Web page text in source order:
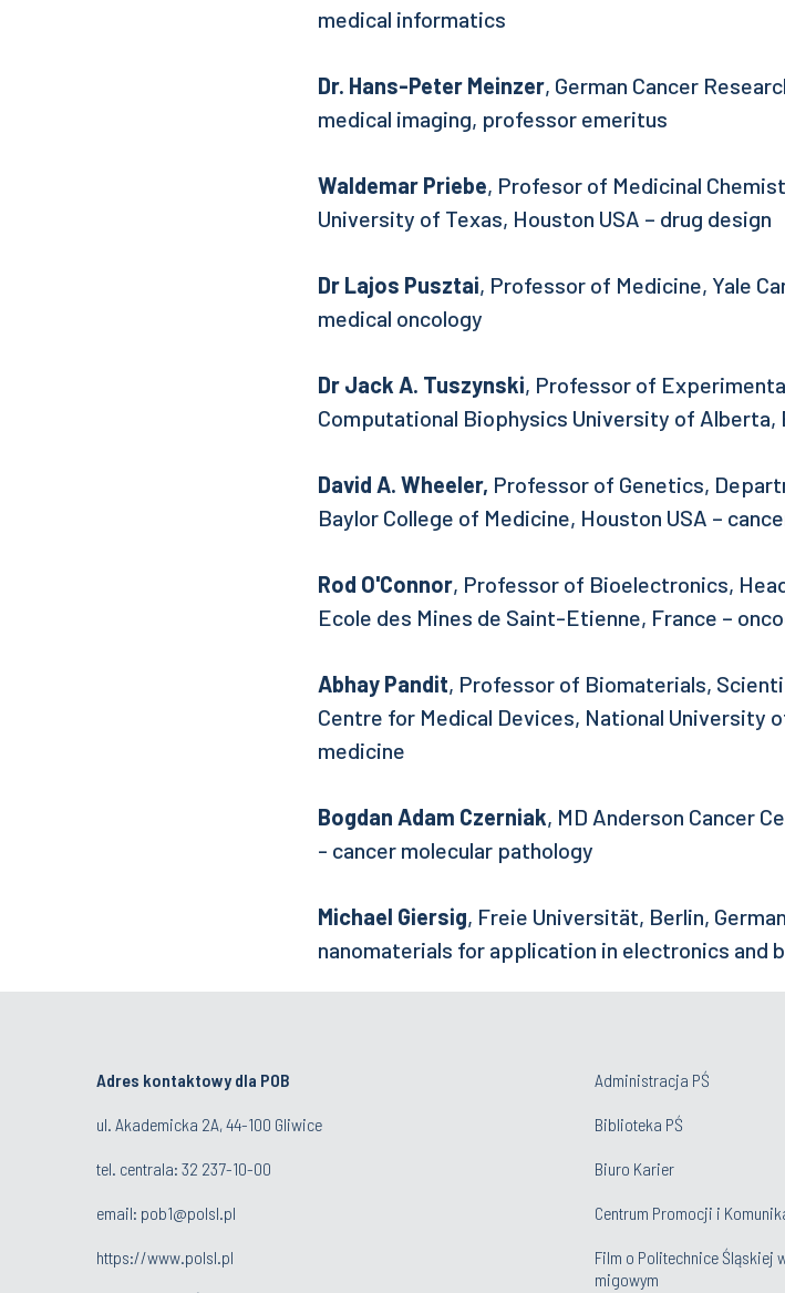
medical informatics
Dr. Hans-Peter Meinzer, German Cancer
medical imaging, professor emeritus
Waldemar Priebe, Profesor of Medicinal
University of Texas, Houston USA – drug design
Dr Lajos Pusztai, Professor of Medicine, Yale
medical oncology
Dr Jack A. Tuszynski, Professor of
Computational Biophysics University of Alberta,
David A. Wheeler, Professor of Genetics,
Baylor College of Medicine, Houston USA –
Rod O'Connor, Professor of Bioelectronics,
Ecole des Mines de Saint-Etienne, France –
Abhay Pandit, Professor of Biomaterials,
Centre for Medical Devices, National University
medicine
Bogdan Adam Czerniak, MD Anderson Cancer
- cancer molecular pathology
Michael Giersig, Freie Universität, Berlin,
nanomaterials for application in electronics and
Adres kontaktowy dla POB
ul. Akademicka 2A, 44-100 Gliwice
tel. centrala: 32 237-10-00
email: pob1@polsl.pl
https://www.polsl.pl
Administracja PŚ
Biblioteka PŚ
Biuro Karier
Centrum Promocji i
Film o Politechnice Śląskiej
migowym